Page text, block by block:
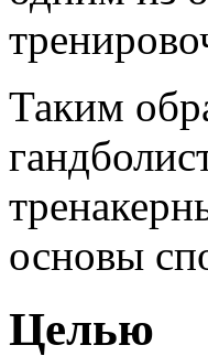
Таким
основы
Целью